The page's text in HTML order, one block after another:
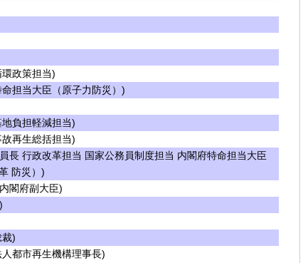
政策担当)
担当大臣（原子力防災）)
負担軽減担当)
再生総括担当)
長 行政改革担当 国家公務員制度担当 内閣府特命担当大臣
防災）)
閣府副大臣)
)
都市再生機構理事長)